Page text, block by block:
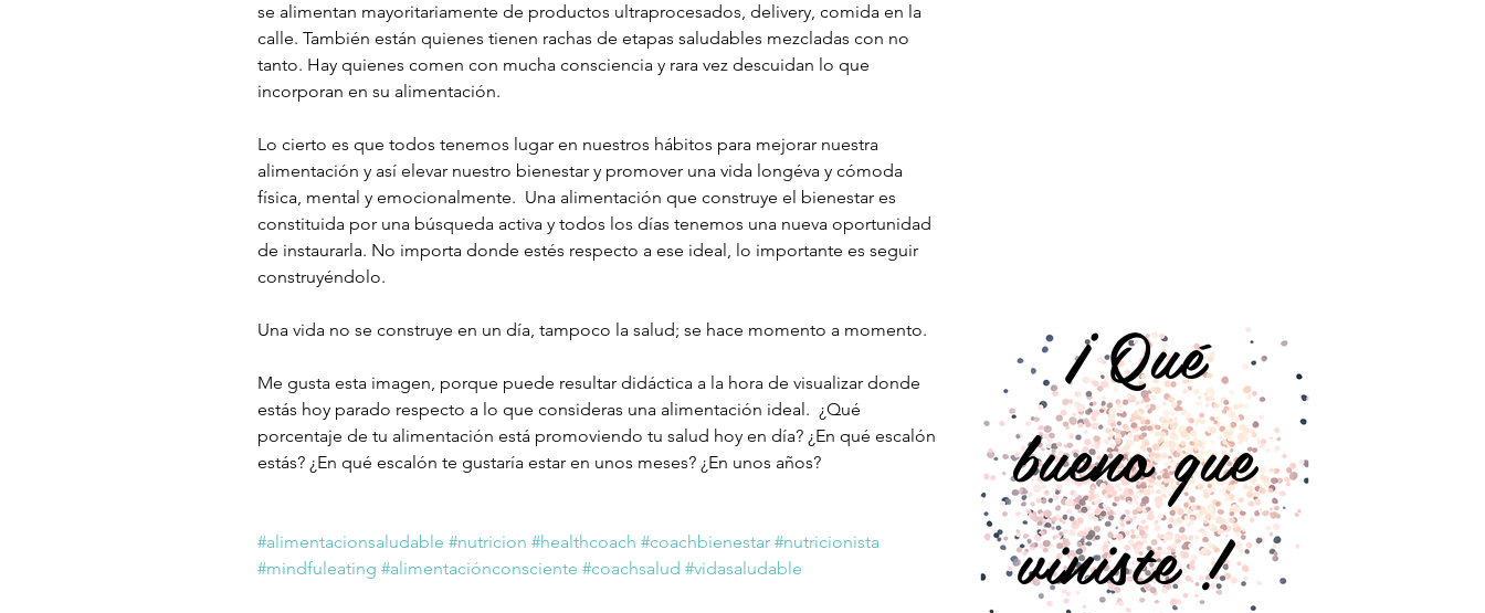
¡ Qué
bueno que
viniste !
se alimentan mayoritariamente de productos ultraprocesados, delivery, comida en la
calle. También están quienes tienen rachas de etapas saludables mezcladas con no
tanto. Hay quienes comen con mucha consciencia y rara vez descuidan lo que
incorporan en su alimentación.
Lo cierto es que todos tenemos lugar en nuestros hábitos para mejorar nuestra
alimentación y así elevar nuestro bienestar y promover una vida longéva y cómoda
física, mental y emocionalmente.  Una alimentación que construye el bienestar es
constituida por una búsqueda activa y todos los días tenemos una nueva oportunidad
de instaurarla. No importa donde estés respecto a ese ideal, lo importante es seguir
construyéndolo.
Una vida no se construye en un día, tampoco la salud; se hace momento a momento.
Me gusta esta imagen, porque puede resultar didáctica a la hora de visualizar donde
estás hoy parado respecto a lo que consideras una alimentación ideal.  ¿Qué
porcentaje de tu alimentación está promoviendo tu salud hoy en día? ¿En qué escalón
estás? ¿En qué escalón te gustaría estar en unos meses? ¿En unos años?
#alimentacionsaludable #nutricion #healthcoach #coachbienestar #nutricionista
#mindfuleating #alimentaciónconsciente #coachsalud #vidasaludable